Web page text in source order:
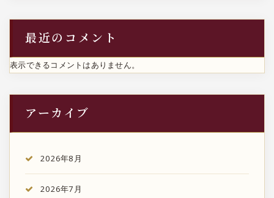
最近のコメント
表示できるコメントはありません。
アーカイブ
2026年8月
2026年7月